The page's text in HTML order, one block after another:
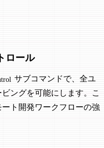
ロール
サブコマンドで、全ユ
ングを可能にします。こ
ト開発ワークフローの強